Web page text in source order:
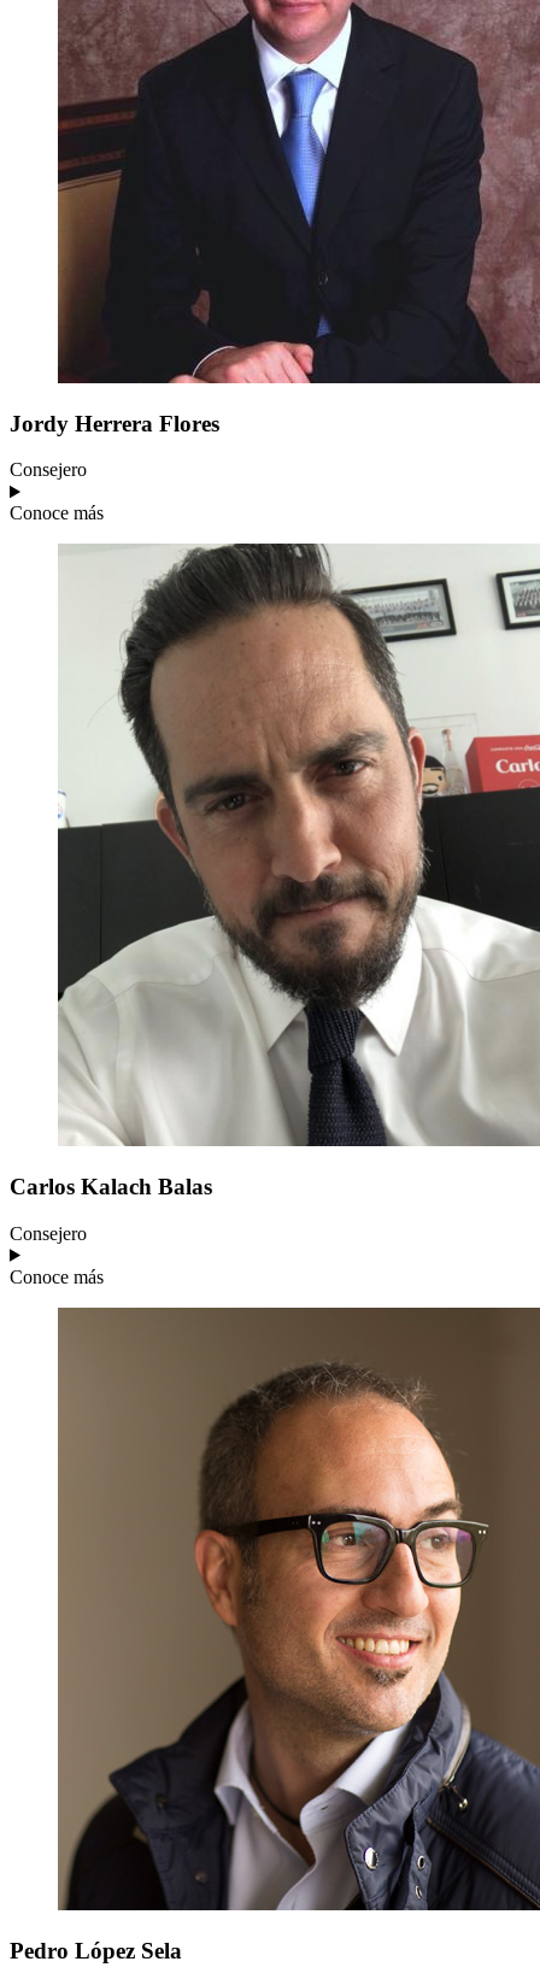
Jordy Herrera Flores
Consejero
Conoce más
Carlos Kalach Balas
Consejero
Conoce más
Pedro López Sela